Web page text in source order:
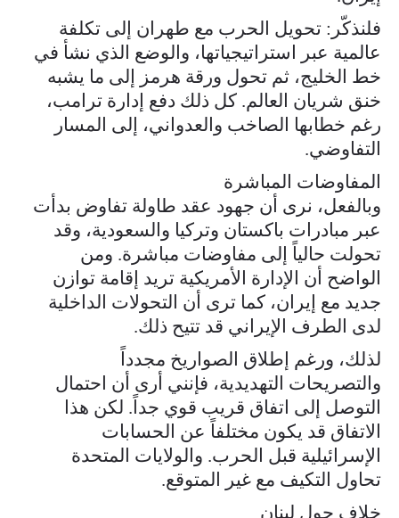
فلنذكّر: تحويل الحرب مع طهران إلى تكلفة
عالمية عبر استراتيجياتها، والوضع الذي نشأ في
خط الخليج، ثم تحول ورقة هرمز إلى ما يشبه
خنق شريان العالم. كل ذلك دفع إدارة ترامب،
رغم خطابها الصاخب والعدواني، إلى المسار
التفاوضي.
المفاوضات المباشرة
وبالفعل، نرى أن جهود عقد طاولة تفاوض بدأت
عبر مبادرات باكستان وتركيا والسعودية، وقد
تحولت حالياً إلى مفاوضات مباشرة. ومن
الواضح أن الإدارة الأمريكية تريد إقامة توازن
جديد مع إيران، كما ترى أن التحولات الداخلية
لدى الطرف الإيراني قد تتيح ذلك.
لذلك، ورغم إطلاق الصواريخ مجدداً
والتصريحات التهديدية، فإنني أرى أن احتمال
التوصل إلى اتفاق قريب قوي جداً. لكن هذا
الاتفاق قد يكون مختلفاً عن الحسابات
الإسرائيلية قبل الحرب. والولايات المتحدة
تحاول التكيف مع غير المتوقع.
خلاف حول لبنان